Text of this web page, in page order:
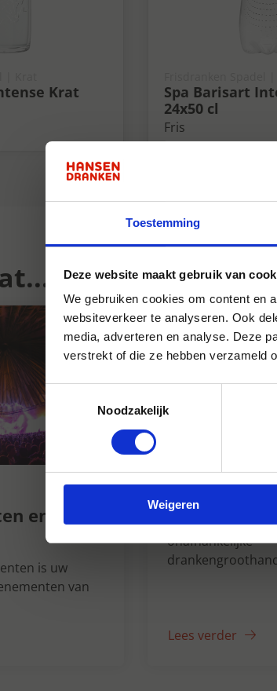
Toestemming
Deze website maakt gebruik van
We gebruiken cookies om content en
websiteverkeer te analyseren. Ook
media, adverteren en analyse. Deze
verstrekt of die ze hebben verzameld
Toestemmingsselectie
Noodzakelijk
Weigeren
Krat
Spa Barisart
24x50 cl
Fris
en
is uw
van
Hansen
1947
Al ruim 75 jaar
onafhankelijke
Lees verder